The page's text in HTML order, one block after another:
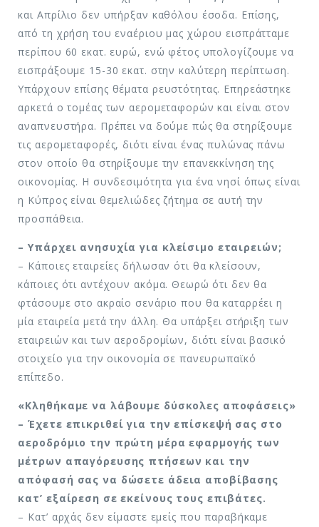
και Απρίλιο δεν υπήρξαν καθόλου έσοδα. Επίσης,
από τη χρήση του εναέριου μας χώρου εισπράτταμε
περίπου 60 εκατ. ευρώ, ενώ φέτος υπολογίζουμε να
εισπράξουμε 15-30 εκατ. στην καλύτερη περίπτωση.
Υπάρχουν επίσης θέματα ρευστότητας. Επηρεάστηκε
αρκετά ο τομέας των αερομεταφορών και είναι στον
αναπνευστήρα. Πρέπει να δούμε πώς θα στηρίξουμε
τις αερομεταφορές, διότι είναι ένας πυλώνας πάνω
στον οποίο θα στηρίξουμε την επανεκκίνηση της
οικονομίας. Η συνδεσιμότητα για ένα νησί όπως είναι
η Κύπρος είναι θεμελιώδες ζήτημα σε αυτή την
προσπάθεια.
– Υπάρχει ανησυχία για κλείσιμο εταιρειών;
– Κάποιες εταιρείες δήλωσαν ότι θα κλείσουν,
κάποιες ότι αντέχουν ακόμα. Θεωρώ ότι δεν θα
φτάσουμε στο ακραίο σενάριο που θα καταρρέει η
μία εταιρεία μετά την άλλη. Θα υπάρξει στήριξη των
εταιρειών και των αεροδρομίων, διότι είναι βασικό
στοιχείο για την οικονομία σε πανευρωπαϊκό
επίπεδο.
«Κληθήκαμε να λάβουμε δύσκολες αποφάσεις»
– Έχετε επικριθεί για την επίσκεψή σας στο
αεροδρόμιο την πρώτη μέρα εφαρμογής των
μέτρων απαγόρευσης πτήσεων και την
απόφασή σας να δώσετε άδεια αποβίβασης
κατ’ εξαίρεση σε εκείνους τους επιβάτες.
– Κατ’ αρχάς δεν είμαστε εμείς που παραβήκαμε